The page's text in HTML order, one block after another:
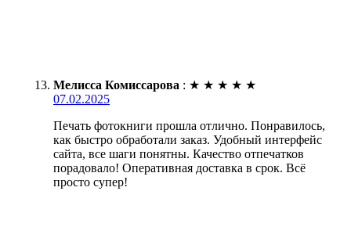
Мелисса Комиссарова : ★ ★ ★ ★ ★
07.02.2025
Печать фотокниги прошла отлично. Понравилось,
как быстро обработали заказ. Удобный интерфейс
сайта, все шаги понятны. Качество отпечатков
порадовало! Оперативная доставка в срок. Всё
просто супер!